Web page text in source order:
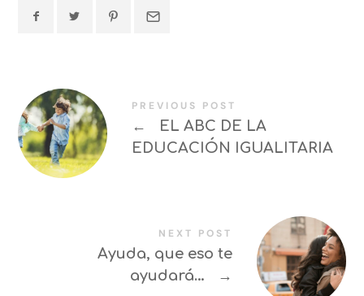
PREVIOUS POST
←
EL ABC DE LA
EDUCACIÓN IGUALITARIA
NEXT POST
Ayuda, que eso te
ayudará…
→